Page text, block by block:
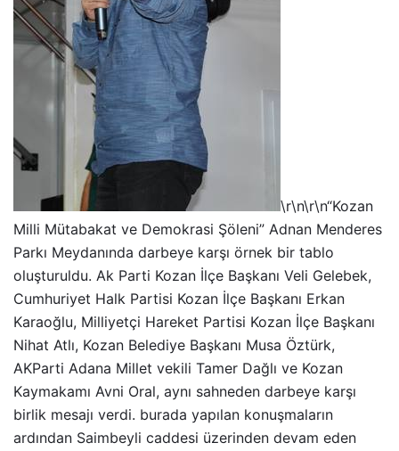
\r\n\r\n“Kozan
Milli Mütabakat ve Demokrasi Şöleni” Adnan Menderes
Parkı Meydanında darbeye karşı örnek bir tablo
oluşturuldu. Ak Parti Kozan İlçe Başkanı Veli Gelebek,
Cumhuriyet Halk Partisi Kozan İlçe Başkanı Erkan
Karaoğlu, Milliyetçi Hareket Partisi Kozan İlçe Başkanı
Nihat Atlı, Kozan Belediye Başkanı Musa Öztürk,
AKParti Adana Millet vekili Tamer Dağlı ve Kozan
Kaymakamı Avni Oral, aynı sahneden darbeye karşı
birlik mesajı verdi. burada yapılan konuşmaların
ardından Saimbeyli caddesi üzerinden devam eden